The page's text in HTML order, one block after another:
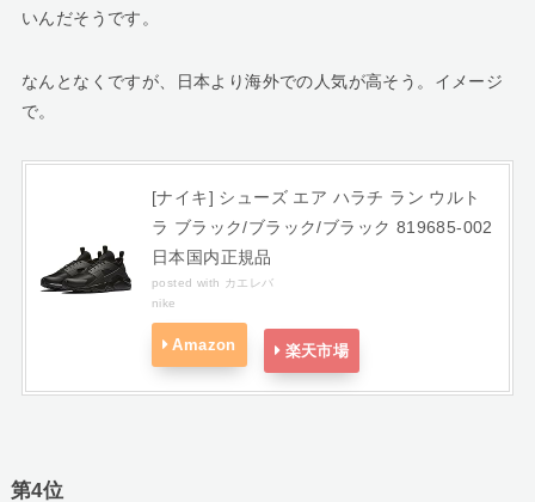
いんだそうです。
なんとなくですが、日本より海外での人気が高そう。イメージ
で。
[ナイキ] シューズ エア ハラチ ラン ウルト
ラ ブラック/ブラック/ブラック 819685-002
日本国内正規品
posted with カエレバ
nike
Amazon 楽天市場
第4位